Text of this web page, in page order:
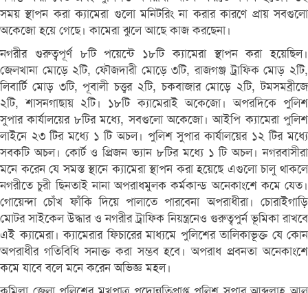
সময় স্থাপন করা ক্যামেরা গুলো মনিটরিং না করার কারণে প্রায় সবগুলো
অকেজো হয়ে গেছে। কামেরা ঝুলে আছে কাজ করছেনা।
নগরীর গুরুত্বপূর্ণ ৮টি পয়েন্টে ১৮টি ক্যামেরা স্থাপন করা হয়েছিল।
জেলখানা মোড়ে ২টি, ফৌজদারী মোড়ে ৩টি, রাজগঞ্জ ট্রাফিক মোড় ২টি,
লিবার্টি মোড় ৩টি, পূবালী চত্ত্বর ২টি, চকবাজার মোড়ে ২টি, টমসমব্রীজে
২টি, শাসনগাছায় ২টি। ১৮টি ক্যামেরাই অকেজো। অপরদিকে পুলিশ
সুপার কার্যালয়ের ৮টির মধ্যে, সবগুলো অকেজো। আইপি ক্যামেরা পুলিশ
লাইনে ২৩ টির মধ্যে ১ টি অচল। পুলিশ সুপার কার্যালয়ের ১২ টির মধ্যে
সবকটি অচল। কোর্ট ও প্রিজন ভ্যান ৮টির মধ্যে ১ টি অচল। নগরবাসীরা
মনে করেন যে সমস্ত স্থানে ক্যামেরা স্থাপন করা হয়েছে এগুলো চালু থাকলে
নগরীতে চুরী ছিনতাই নানা অপরাধমুলক কর্মকান্ড অনেকাংশে কমে যেত।
গোয়েন্দা চোঁখ ফাঁকি দিয়ে পালাতে পারবেনা অপরাধীরা। চোরাইগাড়ি
মোটর সাইকেল উদ্ধার ও নগরীর ট্রাফিক নিয়ন্ত্রনেও গুরুত্বপুর্ন ভূমিকা রাখবে
এই ক্যামেরা। ক্যামেরার ফিচারের মাধ্যমে পুলিশের তালিকাভূক্ত যে কোন
অপরাধীর গতিবিধি সনাক্ত করা সম্ভব হবে। অপরাধ প্রবনতা অনেকাংশে
কমে যাবে বলে মনে করেন অভিজ্ঞ মহল।